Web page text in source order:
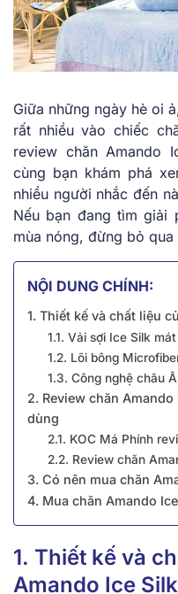
Giữa những ngày hè oi
rất nhiều vào chiếc
review chăn Amando
cùng bạn khám phá
nhiều người nhắc đến
Nếu bạn đang tìm giải
mùa nóng, đừng bỏ
NỘI DUNG CHÍNH:
1. Thiết kế và chất liệu
1.1. Vải sợi Ice Silk
1.2. Lõi bông
1.3. Công nghệ châu
2. Review chăn
dùng
2.1. KOC Má Phính
2.2. Review chăn
3. Có nên mua chăn
4. Mua chăn Amando
1. Thiết kế và
Amando Ice Silk